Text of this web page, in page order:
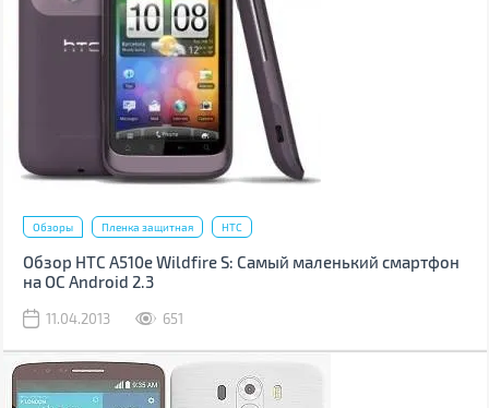
Обзоры Пленка защитная HTC
Обзор HTC A510e Wildfire S: Самый маленький смартфон
на ОС Android 2.3
11.04.2013 651